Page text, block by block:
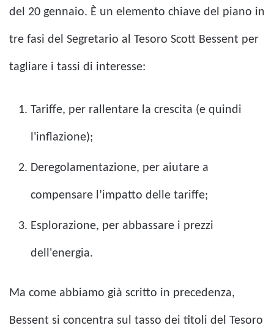
del 20 gennaio. È un elemento chiave del piano in
tre fasi del Segretario al Tesoro Scott Bessent per
tagliare i tassi di interesse:
Tariffe, per rallentare la crescita (e quindi
l'inflazione);
Deregolamentazione, per aiutare a
compensare l’impatto delle tariffe;
Esplorazione, per abbassare i prezzi
dell'energia.
Ma come abbiamo già scritto in precedenza,
Bessent si concentra sul tasso dei titoli del Tesoro